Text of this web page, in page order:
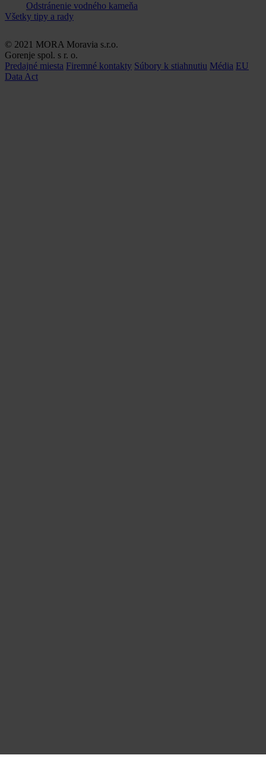
Odstránenie vodného kameňa
Všetky tipy a rady
© 2021 MORA Moravia s.r.o.
Gorenje spol. s r. o.
Predajné miesta Firemné kontakty Súbory k stiahnutiu Média EU
Data Act